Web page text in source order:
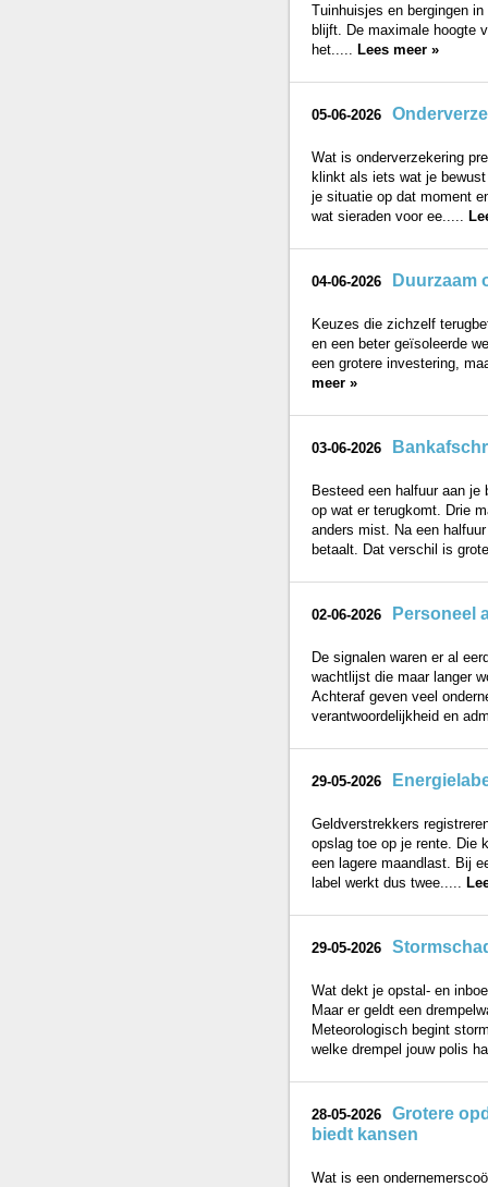
Tuinhuisjes en bergingen
blijft. De maximale hoogte
het..... Lees meer »
05-06-2026
Wat is onderverzekering
klinkt als iets wat je
je situatie op dat moment
wat sieraden voor ee.....
04-06-2026 Duurzaam
Keuzes die zichzelf
en een beter geïsoleerde
een grotere investering,
meer »
03-06-2026
Besteed een halfuur aan
op wat er terugkomt. Drie
anders mist. Na een
betaalt. Dat verschil is
02-06-2026 Personeel
De signalen waren er al
wachtlijst die maar langer
Achteraf geven veel
verantwoordelijkheid en
29-05-2026
Geldverstrekkers
opslag toe op je rente. Die
een lagere maandlast. Bij
label werkt dus twee.....
29-05-2026
Wat dekt je opstal- en
Maar er geldt een
Meteorologisch begint
welke drempel jouw polis
28-05-2026
Grotere
biedt kansen
Wat is een